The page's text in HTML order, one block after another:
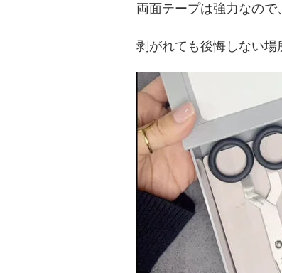
両面テープは強力なので、
剥がれても後悔しない場